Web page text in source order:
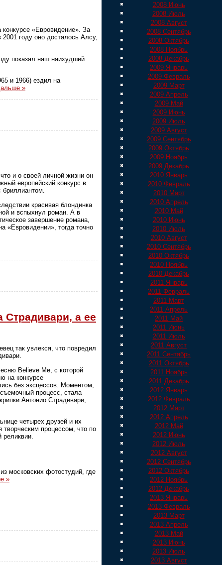
«Евровидение». За
году оно досталось Алсу,
показал наш наихудший
и 1966) ездил на
»
и о своей личной жизни он
европейский конкурс в
бриллиантом.
красивая блондинка
и вспыхнул роман. А в
завершение романа,
«Евровидении», тогда точно
Страдивари, а ее
так увлекся, что повредил
Believe Me, с которой
на конкурсе
без эксцессов. Моментом,
процесс, стала
Антонио Страдивари,
четырех друзей и их
творческим процессом, что по
московских фотостудий, где
»
2008 Июнь
2008 Июль
2008 Август
2008 Сентябрь
2008 Октябрь
2008 Ноябрь
2008 Декабрь
2009 Январь
2009 Февраль
2009 Март
2009 Апрель
2009 Май
2009 Июнь
2009 Июль
2009 Август
2009 Сентябрь
2009 Октябрь
2009 Ноябрь
2009 Декабрь
2010 Январь
2010 Февраль
2010 Март
2010 Апрель
2010 Май
2010 Июнь
2010 Июль
2010 Август
2010 Сентябрь
2010 Октябрь
2010 Ноябрь
2010 Декабрь
2011 Январь
2011 Февраль
2011 Март
2011 Апрель
2011 Май
2011 Июнь
2011 Июль
2011 Август
2011 Сентябрь
2011 Октябрь
2011 Ноябрь
2011 Декабрь
2012 Январь
2012 Февраль
2012 Март
2012 Апрель
2012 Май
2012 Июнь
2012 Июль
2012 Август
2012 Сентябрь
2012 Октябрь
2012 Ноябрь
2012 Декабрь
2013 Январь
2013 Февраль
2013 Март
2013 Апрель
2013 Май
2013 Июнь
2013 Июль
2013 Август